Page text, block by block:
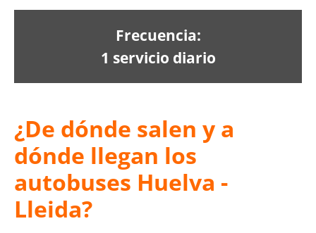
Frecuencia:
1 servicio diario
¿De dónde salen y a
dónde llegan los
autobuses Huelva -
Lleida?